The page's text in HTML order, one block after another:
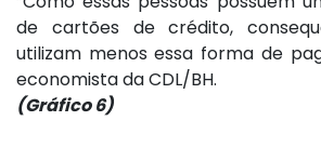
de cartões de crédito,
utilizam menos essa forma de
economista da CDL/BH.
(Gráfico 6)